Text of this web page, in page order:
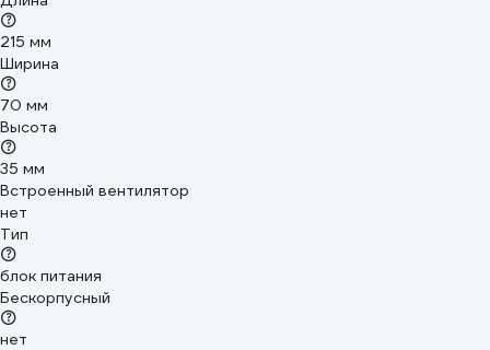
215 мм
Ширина
70 мм
Высота
35 мм
Встроенный вентилятор
нет
Тип
блок питания
Бескорпусный
нет